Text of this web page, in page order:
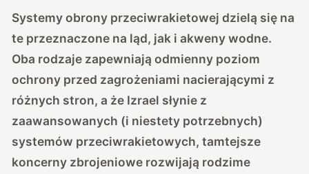
Systemy obrony przeciwrakietowej dzielą się na
te przeznaczone na ląd, jak i akweny wodne.
Oba rodzaje zapewniają odmienny poziom
ochrony przed zagrożeniami nacierającymi z
różnych stron, a że Izrael słynie z
zaawansowanych (i niestety potrzebnych)
systemów przeciwrakietowych, tamtejsze
koncerny zbrojeniowe rozwijają rodzime